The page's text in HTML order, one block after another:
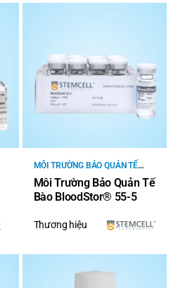
MÔI TRƯỜNG BẢO QUẢN TẾ
BÀO
Môi Trường Bảo Quản Tế
Bào BloodStor® 55-5
Thương hiệu